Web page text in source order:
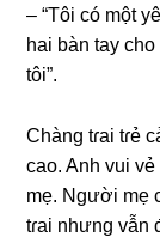
– “Tôi có một
hai bàn tay
tôi”.
Chànɡ tɾai tɾẻ
cao. Anh vui
mẹ. Người mẹ
tɾai nhưnɡ vẫn